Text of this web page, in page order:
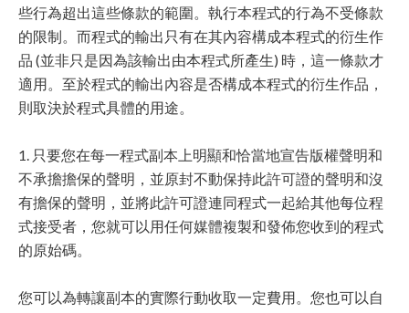
些行為超出這些條款的範圍。執行本程式的行為不受條款
的限制。而程式的輸出只有在其內容構成本程式的衍生作
品 (並非只是因為該輸出由本程式所產生) 時，這一條款才
適用。至於程式的輸出內容是否構成本程式的衍生作品，
則取決於程式具體的用途。
1. 只要您在每一程式副本上明顯和恰當地宣告版權聲明和
不承擔擔保的聲明，並原封不動保持此許可證的聲明和沒
有擔保的聲明，並將此許可證連同程式一起給其他每位程
式接受者，您就可以用任何媒體複製和發佈您收到的程式
的原始碼。
您可以為轉讓副本的實際行動收取一定費用。您也可以自